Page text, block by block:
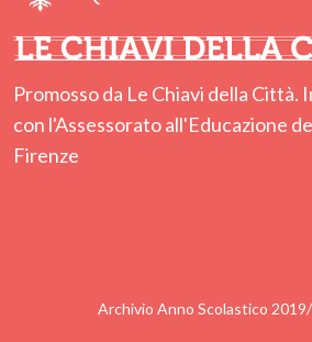
Promosso da Le Chiavi della Città.
con l'Assessorato all'Educazione
Firenze
Archivio Anno Scolastico